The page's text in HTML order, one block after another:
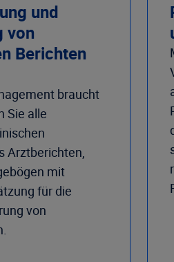
und
von
Berichten
braucht
Sie alle
Arztberichten,
mit
für die
von